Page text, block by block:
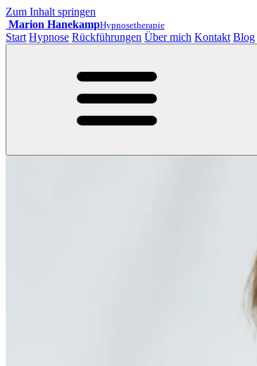
Zum Inhalt springen
Marion HanekampHypnosetherapie
Start Hypnose Rückführungen Über mich Kontakt Blog